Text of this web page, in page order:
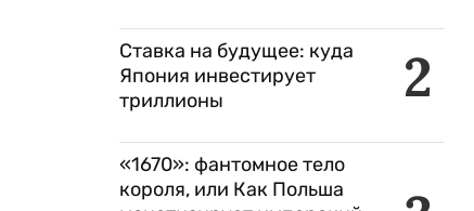
2
Ставка на будущее: куда
Япония инвестирует
триллионы
«1670»: фантомное тело
короля, или Как Польша